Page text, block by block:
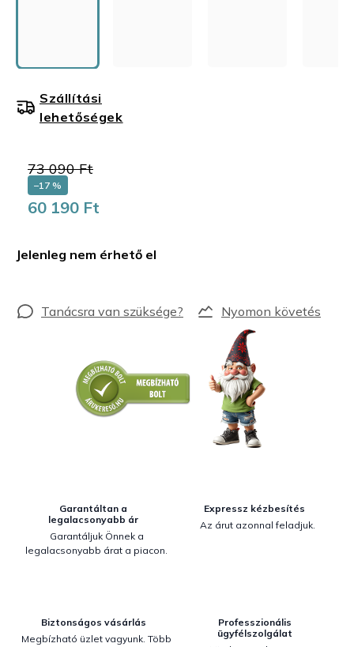
73 090 Ft
–17 %
60 190 Ft
Jelenleg nem érhető el
Szállítási
lehetőségek
Nyomon követés
Garantáltan a
legalacsonyabb ár
Garantáljuk Önnek a
legalacsonyabb árat a piacon.
Expressz kézbesítés
Az árut azonnal feladjuk.
Biztonságos vásárlás
Megbízható üzlet vagyunk. Több
Professzionális
ügyfélszolgálat